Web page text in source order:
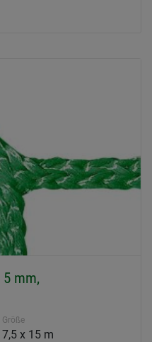
mm,
Größe
7,5 x 15 m